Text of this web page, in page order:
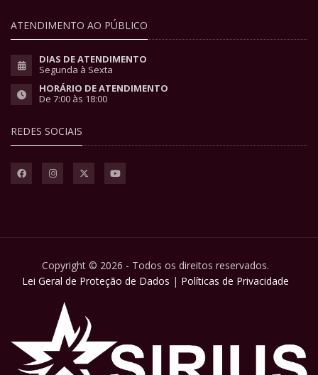
ATENDIMENTO AO PÚBLICO
DIAS DE ATENDIMENTO
Segunda à Sexta
HORÁRIO DE ATENDIMENTO
De 7:00 às 18:00
REDES SOCIAIS
Copyright © 2026 - Todos os direitos reservados.
Lei Geral de Proteção de Dados | Políticas de Privacidade